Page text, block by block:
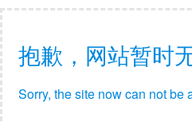
抱歉，网站暂时
Sorry, the site now can not be